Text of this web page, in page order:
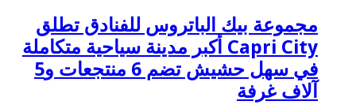
مجموعة بيك الباتروس للفنادق تطلق
Capri City أكبر مدينة سياحية متكاملة
في سهل حشيش تضم 6 منتجعات و5
آلاف غرفة